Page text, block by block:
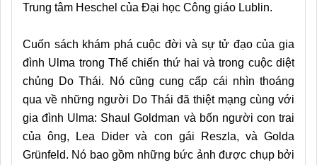
Trung tâm Heschel của Đại học Công giáo Lublin.
Cuốn sách khám phá cuộc đời và sự tử đạo của gia
đình Ulma trong Thế chiến thứ hai và trong cuộc diệt
chủng Do Thái. Nó cũng cung cấp cái nhìn thoáng
qua về những người Do Thái đã thiệt mạng cùng với
gia đình Ulma: Shaul Goldman và bốn người con trai
của ông, Lea Dider và con gái Reszla, và Golda
Grünfeld. Nó bao gồm những bức ảnh được chụp bởi